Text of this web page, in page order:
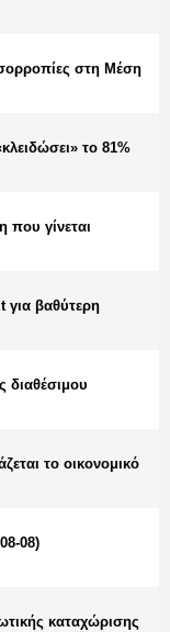
στη Μέση
το 81%
που γίνεται
για βαθύτερη
διαθέσιμου
το οικονομικό
08)
καταχώρισης